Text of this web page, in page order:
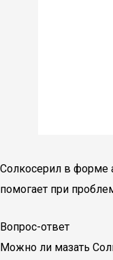
Солкосерил в форме
помогает при
Вопрос-ответ
Можно ли мазать